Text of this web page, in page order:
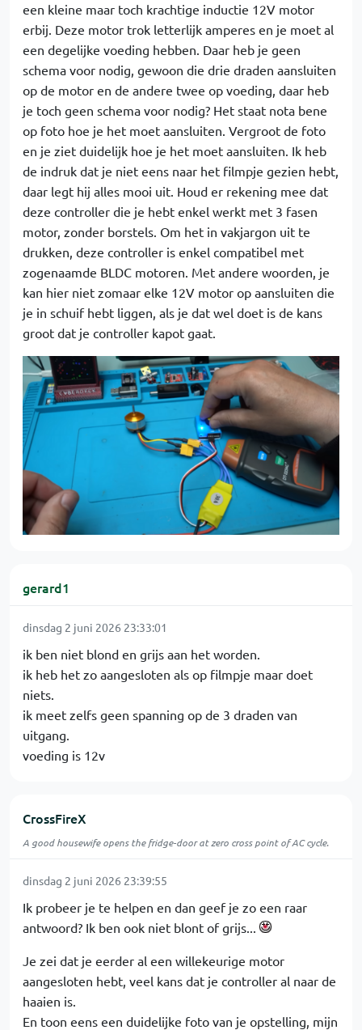
een kleine maar toch krachtige inductie 12V motor
erbij. Deze motor trok letterlijk amperes en je moet al
een degelijke voeding hebben. Daar heb je geen
schema voor nodig, gewoon die drie draden aansluiten
op de motor en de andere twee op voeding, daar heb
je toch geen schema voor nodig? Het staat nota bene
op foto hoe je het moet aansluiten. Vergroot de foto
en je ziet duidelijk hoe je het moet aansluiten. Ik heb
de indruk dat je niet eens naar het filmpje gezien hebt,
daar legt hij alles mooi uit. Houd er rekening mee dat
deze controller die je hebt enkel werkt met 3 fasen
motor, zonder borstels. Om het in vakjargon uit te
drukken, deze controller is enkel compatibel met
zogenaamde BLDC motoren. Met andere woorden, je
kan hier niet zomaar elke 12V motor op aansluiten die
je in schuif hebt liggen, als je dat wel doet is de kans
groot dat je controller kapot gaat.
gerard1
dinsdag 2 juni 2026 23:33:01
ik ben niet blond en grijs aan het worden.
ik heb het zo aangesloten als op filmpje maar doet
niets.
ik meet zelfs geen spanning op de 3 draden van
uitgang.
voeding is 12v
CrossFireX
A good housewife opens the fridge-door at zero cross point of AC cycle.
dinsdag 2 juni 2026 23:39:55
Ik probeer je te helpen en dan geef je zo een raar
antwoord? Ik ben ook niet blont of grijs...
Je zei dat je eerder al een willekeurige motor
aangesloten hebt, veel kans dat je controller al naar de
haaien is.
En toon eens een duidelijke foto van je opstelling, mijn